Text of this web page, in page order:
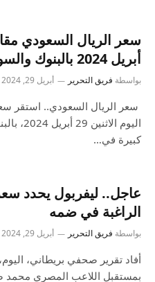
أبريل 2024 بالبنوك والسوق الموازية
بواسطة فريق التحرير أبريل 29, 2024
سعر الريال السعودي.. استقر
اليوم
كبيرة في…
عاجل.. ليفربول يحدد
الراغبة في ضمه
بواسطة فريق التحرير أبريل 29, 2024
أفاد تقرير صحفي بريطاني،
بمستقبل اللاعب المصري محمد